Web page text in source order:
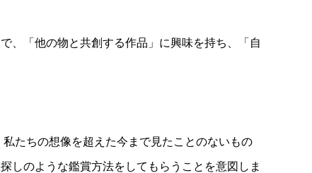
、「他の物と共創する作品」に興味を持ち、「自
たちの想像を超えた今まで見たことのないもの
しのような鑑賞方法をしてもらうことを意図しま